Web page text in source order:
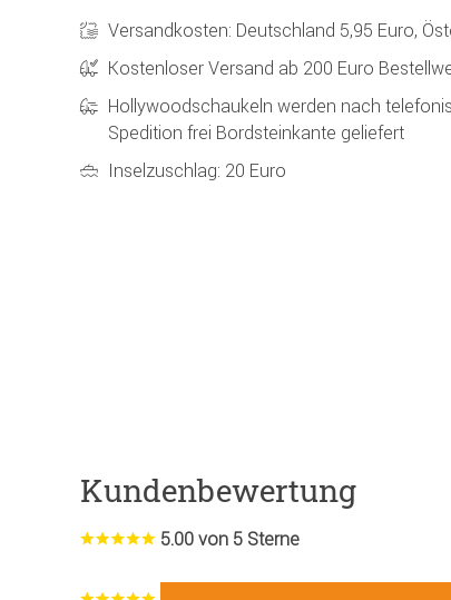
Versandkosten: Deutschland 5,95 Euro,
Kostenloser Versand ab 200 Euro
Hollywoodschaukeln werden nach
Spedition frei Bordsteinkante geliefert
Inselzuschlag: 20 Euro
Kundenbewertung
5.00 von 5 Sterne